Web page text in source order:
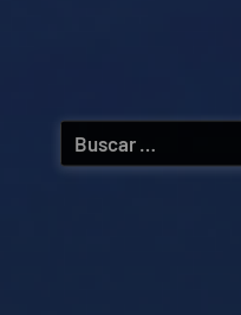
Buscar: